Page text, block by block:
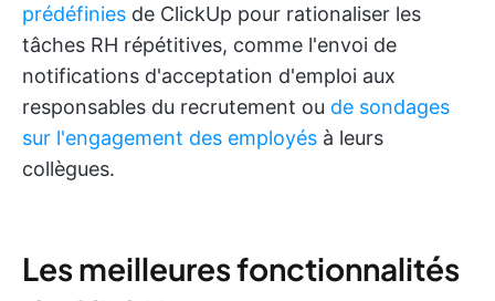
prédéfinies de ClickUp pour rationaliser les
tâches RH répétitives, comme l'envoi de
notifications d'acceptation d'emploi aux
responsables du recrutement ou de sondages
sur l'engagement des employés à leurs
collègues.
Les meilleures fonctionnalités